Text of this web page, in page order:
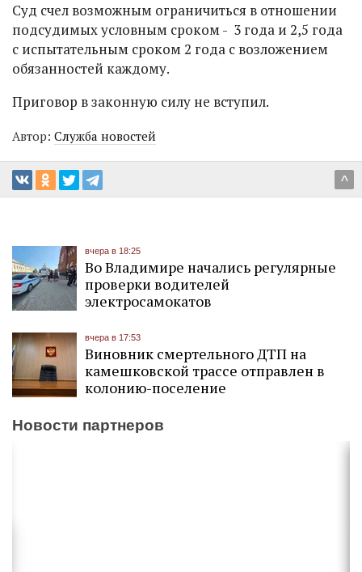
Суд счел возможным ограничиться в отношении
подсудимых условным сроком - 3 года и 2,5 года
с испытательным сроком 2 года с возложением
обязанностей каждому.
Приговор в законную силу не вступил.
Автор: Служба новостей
^
вчера в 18:25
Во Владимире начались регулярные
проверки водителей
электросамокатов
вчера в 17:53
Виновник смертельного ДТП на
камешковской трассе отправлен в
колонию-поселение
Новости партнеров